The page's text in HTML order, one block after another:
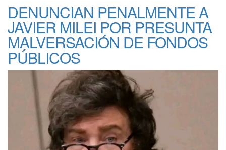
DENUNCIAN PENALMENTE A
JAVIER MILEI POR PRESUNTA
MALVERSACIÓN DE FONDOS
PÚBLICOS